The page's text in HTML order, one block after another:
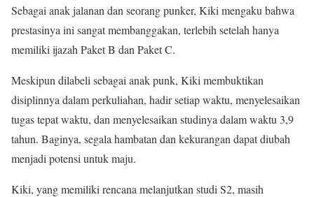
Sebagai anak jalanan dan seorang punker, Kiki mengaku bahwa
prestasinya ini sangat membanggakan, terlebih setelah hanya
memiliki ijazah Paket B dan Paket C.
Meskipun dilabeli sebagai anak punk, Kiki membuktikan
disiplinnya dalam perkuliahan, hadir setiap waktu, menyelesaikan
tugas tepat waktu, dan menyelesaikan studinya dalam waktu 3,9
tahun. Baginya, segala hambatan dan kekurangan dapat diubah
menjadi potensi untuk maju.
Kiki, yang memiliki rencana melanjutkan studi S2, masih